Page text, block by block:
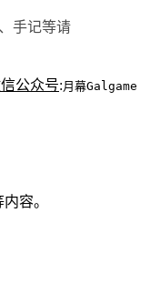
手记等请
公众号: 月幕Galgame
容。